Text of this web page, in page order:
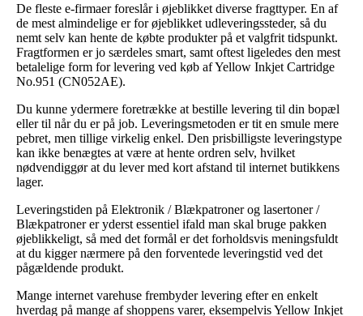
De fleste e-firmaer foreslår i øjeblikket diverse fragttyper. En af
de mest almindelige er for øjeblikket udleveringssteder, så du
nemt selv kan hente de købte produkter på et valgfrit tidspunkt.
Fragtformen er jo særdeles smart, samt oftest ligeledes den mest
betalelige form for levering ved køb af Yellow Inkjet Cartridge
No.951 (CN052AE).
Du kunne ydermere foretrække at bestille levering til din bopæl
eller til når du er på job. Leveringsmetoden er tit en smule mere
pebret, men tillige virkelig enkel. Den prisbilligste leveringstype
kan ikke benægtes at være at hente ordren selv, hvilket
nødvendiggør at du lever med kort afstand til internet butikkens
lager.
Leveringstiden på Elektronik / Blækpatroner og lasertoner /
Blækpatroner er yderst essentiel ifald man skal bruge pakken
øjeblikkeligt, så med det formål er det forholdsvis meningsfuldt
at du kigger nærmere på den forventede leveringstid ved det
pågældende produkt.
Mange internet varehuse frembyder levering efter en enkelt
hverdag på mange af shoppens varer, eksempelvis Yellow Inkjet